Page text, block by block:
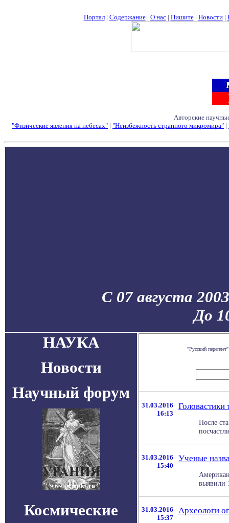
Портал| Содержание| О нас| Пишите| Новости|
Авторские
"Физические явления на небесах" | "Неизбежность странного микромира" |
С 07 августа
До
НАУКА
Новости
Научный форум
Космические
"Русский
31.03.2016
16:13
После
31.03.2016
15:40
Ученые
выявили
31.03.2016
15:37
Археологи